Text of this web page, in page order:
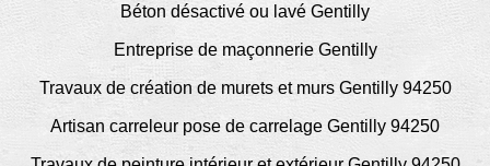
Béton désactivé ou lavé Gentilly
Entreprise de maçonnerie Gentilly
Travaux de création de murets et murs Gentilly 94250
Artisan carreleur pose de carrelage Gentilly 94250